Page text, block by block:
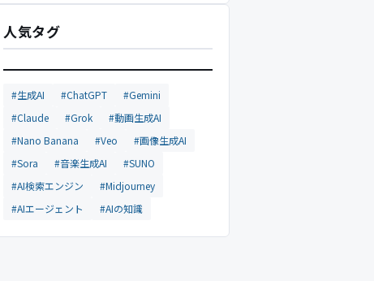
人気タグ
#生成AI #ChatGPT
#Gemini
#Claude
#Grok
#動画生成AI
#Nano Banana
#Veo
#画像生成AI
#Sora
#音楽生成AI
#SUNO
#AI検索エンジン
#Midjourney
#AIエージェント
#AIの知識